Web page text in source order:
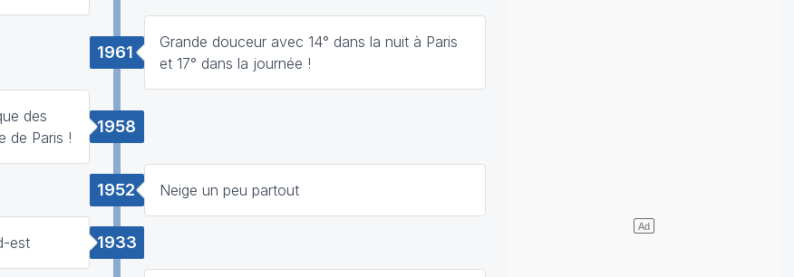
1961
Grande douceur avec 14° dans la nuit à Paris
et 17° dans la journée !
1958
des
de Paris !
1952 Neige un peu partout
1933
est